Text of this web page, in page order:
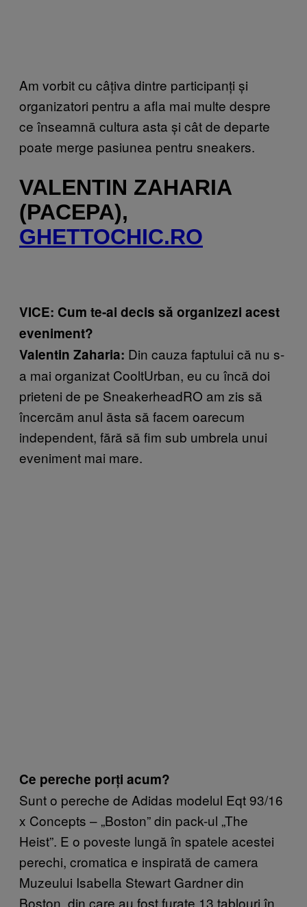
Am vorbit cu câțiva dintre participanți și
organizatori pentru a afla mai multe despre
ce înseamnă cultura asta și cât de departe
poate merge pasiunea pentru sneakers.
VALENTIN ZAHARIA
(PACEPA),
GHETTOCHIC.RO
VICE: Cum te-ai decis să organizezi acest
eveniment?
Valentin Zaharia: Din cauza faptului că nu s-
a mai organizat CooltUrban, eu cu încă doi
prieteni de pe SneakerheadRO am zis să
încercăm anul ăsta să facem oarecum
independent, fără să fim sub umbrela unui
eveniment mai mare.
Ce pereche porți acum?
Sunt o pereche de Adidas modelul Eqt 93/16
x Concepts – „Boston” din pack-ul „The
Heist”. E o poveste lungă în spatele acestei
perechi, cromatica e inspirată de camera
Muzeului Isabella Stewart Gardner din
Boston, din care au fost furate 13 tablouri în